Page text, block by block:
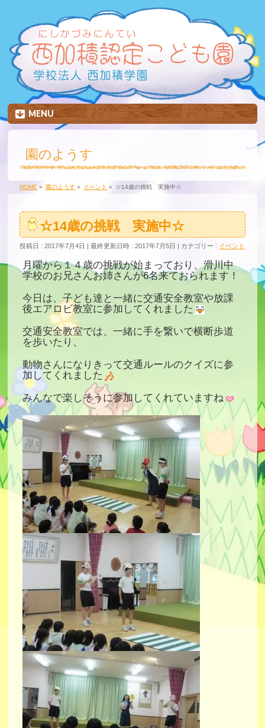
MENU
園のようす
HOME » 園のようす » イベント » ☆14歳の挑戦 実施中☆
☆14歳の挑戦 実施中☆
投稿日 : 2017年7月4日 最終更新日時 : 2017年7月5日 カテゴリー : イベント
月曜から１４歳の挑戦が始まっており、滑川中
学校のお兄さんお姉さんが6名来ておられます！
今日は、子ども達と一緒に交通安全教室や放課
後エアロビ教室に参加してくれました
交通安全教室では、一緒に手を繋いで横断歩道
を歩いたり、
動物さんになりきって交通ルールのクイズに参
加してくれました
みんなで楽しそうに参加してくれていますね